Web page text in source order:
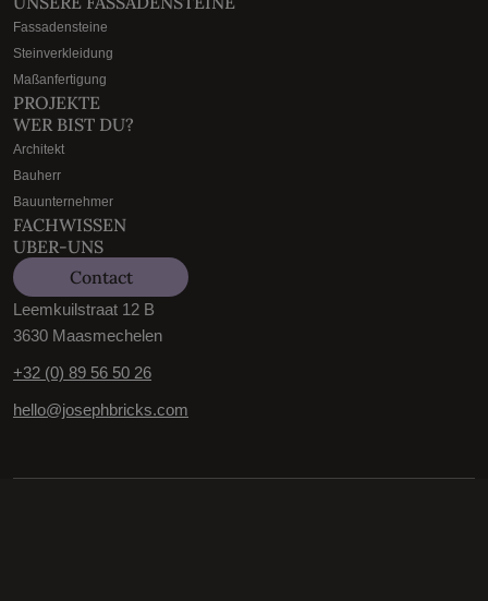
Fassadensteine
Steinverkleidung
Maßanfertigung
PROJEKTE
WER BIST DU?
Architekt
Bauherr
Bauunternehmer
FACHWISSEN
UBER-UNS
Contact
Leemkuilstraat 12 B
3630 Maasmechelen
+32 (0) 89 56 50 26
hello@josephbricks.com